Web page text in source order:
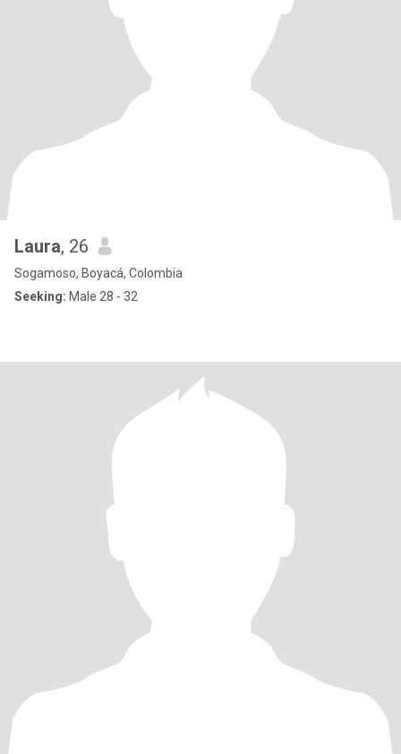
Laura, 26
Sogamoso, Boyacá, Colombia
Seeking: Male 28 - 32